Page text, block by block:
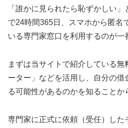
「誰かに見られたら恥ずかしい
で24時間365日、スマホから匿名
いる専門家窓口を利用するのが一
まずは当サイトで紹介している無
ーター」などを活用し、自分の
る可能性があるのかを知ることか
専門家に正式に依頼（受任）した